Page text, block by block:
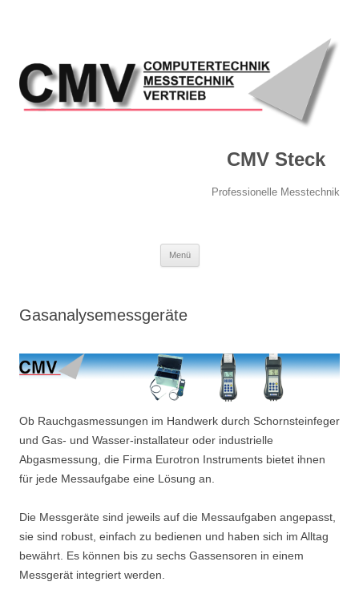
CMV Steck
Professionelle Messtechnik
Menü
Gasanalysemessgeräte
Ob Rauchgasmessungen im Handwerk durch Schornsteinfeger
und Gas- und Wasser-installateur oder industrielle
Abgasmessung, die Firma Eurotron Instruments bietet ihnen
für jede Messaufgabe eine Lösung an.
Die Messgeräte sind jeweils auf die Messaufgaben angepasst,
sie sind robust, einfach zu bedienen und haben sich im Alltag
bewährt. Es können bis zu sechs Gassensoren in einem
Messgerät integriert werden.